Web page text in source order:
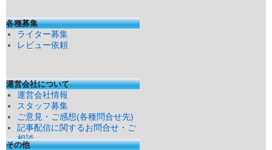
各種募集
ライター募集
レビュー依頼
運営会社について
運営会社情報
スタッフ募集
ご意見・ご感想(各種問合せ先)
記事配信に関するお問合せ・ご
相談
その他